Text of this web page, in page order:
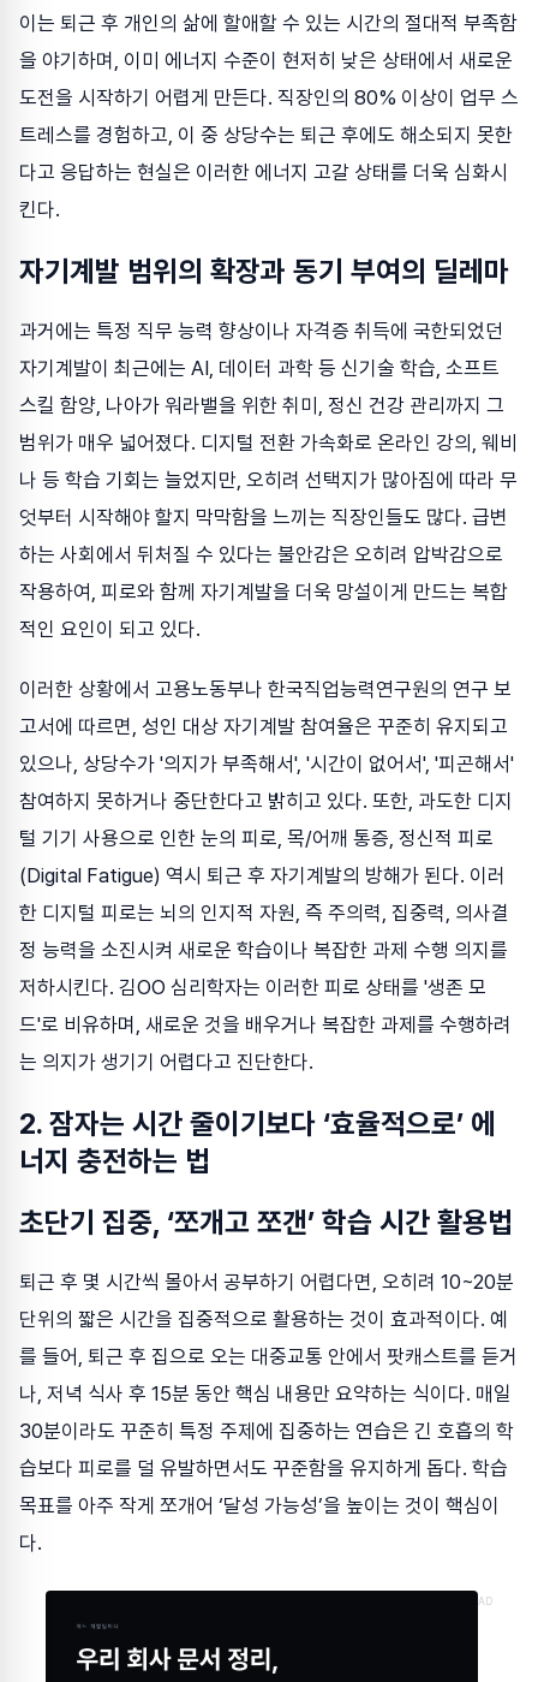
이는 퇴근 후 개인의 삶에 할애할 수 있는 시간의 절대적 부족함
을 야기하며, 이미 에너지 수준이 현저히 낮은 상태에서 새로운
도전을 시작하기 어렵게 만든다. 직장인의 80% 이상이 업무 스
트레스를 경험하고, 이 중 상당수는 퇴근 후에도 해소되지 못한
다고 응답하는 현실은 이러한 에너지 고갈 상태를 더욱 심화시
킨다.
자기계발 범위의 확장과 동기 부여의 딜레마
과거에는 특정 직무 능력 향상이나 자격증 취득에 국한되었던
자기계발이 최근에는 AI, 데이터 과학 등 신기술 학습, 소프트
스킬 함양, 나아가 워라밸을 위한 취미, 정신 건강 관리까지 그
범위가 매우 넓어졌다. 디지털 전환 가속화로 온라인 강의, 웨비
나 등 학습 기회는 늘었지만, 오히려 선택지가 많아짐에 따라 무
엇부터 시작해야 할지 막막함을 느끼는 직장인들도 많다. 급변
하는 사회에서 뒤처질 수 있다는 불안감은 오히려 압박감으로
작용하여, 피로와 함께 자기계발을 더욱 망설이게 만드는 복합
적인 요인이 되고 있다.
이러한 상황에서 고용노동부나 한국직업능력연구원의 연구 보
고서에 따르면, 성인 대상 자기계발 참여율은 꾸준히 유지되고
있으나, 상당수가 '의지가 부족해서', '시간이 없어서', '피곤해서'
참여하지 못하거나 중단한다고 밝히고 있다. 또한, 과도한 디지
털 기기 사용으로 인한 눈의 피로, 목/어깨 통증, 정신적 피로
(Digital Fatigue) 역시 퇴근 후 자기계발의 방해가 된다. 이러
한 디지털 피로는 뇌의 인지적 자원, 즉 주의력, 집중력, 의사결
정 능력을 소진시켜 새로운 학습이나 복잡한 과제 수행 의지를
저하시킨다. 김OO 심리학자는 이러한 피로 상태를 '생존 모
드'로 비유하며, 새로운 것을 배우거나 복잡한 과제를 수행하려
는 의지가 생기기 어렵다고 진단한다.
2. 잠자는 시간 줄이기보다 ‘효율적으로’ 에
너지 충전하는 법
초단기 집중, ‘쪼개고 쪼갠’ 학습 시간 활용법
퇴근 후 몇 시간씩 몰아서 공부하기 어렵다면, 오히려 10~20분
단위의 짧은 시간을 집중적으로 활용하는 것이 효과적이다. 예
를 들어, 퇴근 후 집으로 오는 대중교통 안에서 팟캐스트를 듣거
나, 저녁 식사 후 15분 동안 핵심 내용만 요약하는 식이다. 매일
30분이라도 꾸준히 특정 주제에 집중하는 연습은 긴 호흡의 학
습보다 피로를 덜 유발하면서도 꾸준함을 유지하게 돕다. 학습
목표를 아주 작게 쪼개어 ‘달성 가능성’을 높이는 것이 핵심이
다.
AD